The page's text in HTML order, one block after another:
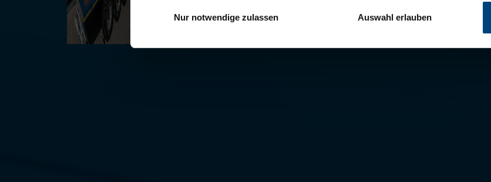
Nur notwendige zulassen Auswahl erlauben